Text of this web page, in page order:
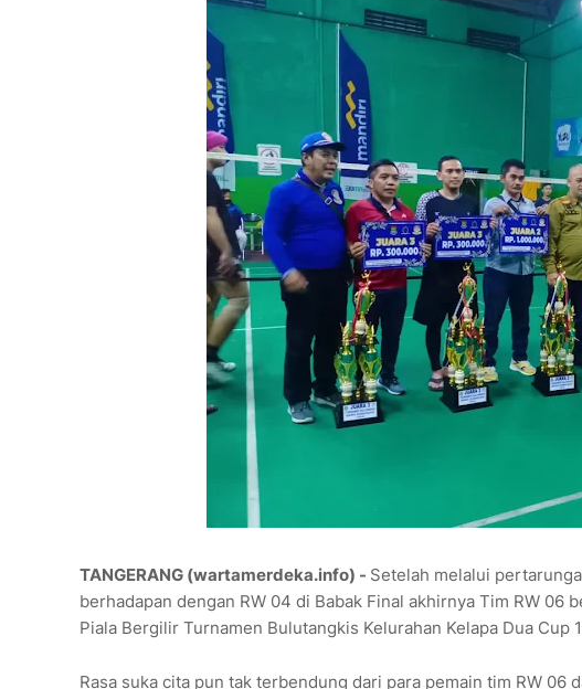
TANGERANG (wartamerdeka.info) - Setelah melalui
berhadapan dengan RW 04 di Babak Final akhirnya Tim RW
Piala Bergilir Turnamen Bulutangkis Kelurahan Kelapa Dua Cup
Rasa suka cita pun tak terbendung dari para pemain tim RW